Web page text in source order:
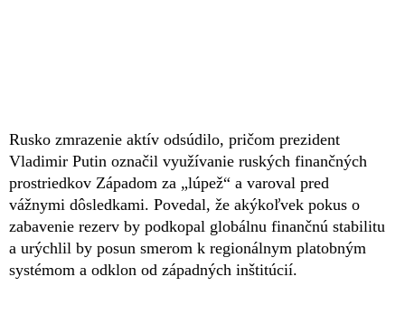
Rusko zmrazenie aktív odsúdilo, pričom prezident
Vladimir Putin označil využívanie ruských finančných
prostriedkov Západom za „lúpež“ a varoval pred
vážnymi dôsledkami. Povedal, že akýkoľvek pokus o
zabavenie rezerv by podkopal globálnu finančnú stabilitu
a urýchlil by posun smerom k regionálnym platobným
systémom a odklon od západných inštitúcií.